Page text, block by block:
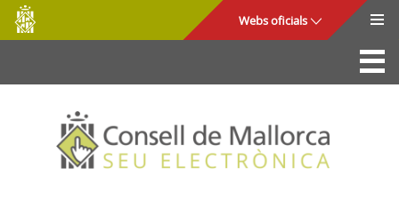
Salta al contingut principal
Consell
de
Mallorca
Webs oficials
La Seu
Consell de Mallorca
Accés i seguretat